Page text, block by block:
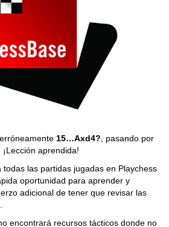
15…Axd4? , pasando por
¡Lección aprendida!
las partidas jugadas en Playchess
oportunidad para aprender y
adicional de tener que revisar las
encontrará recursos tácticos donde no